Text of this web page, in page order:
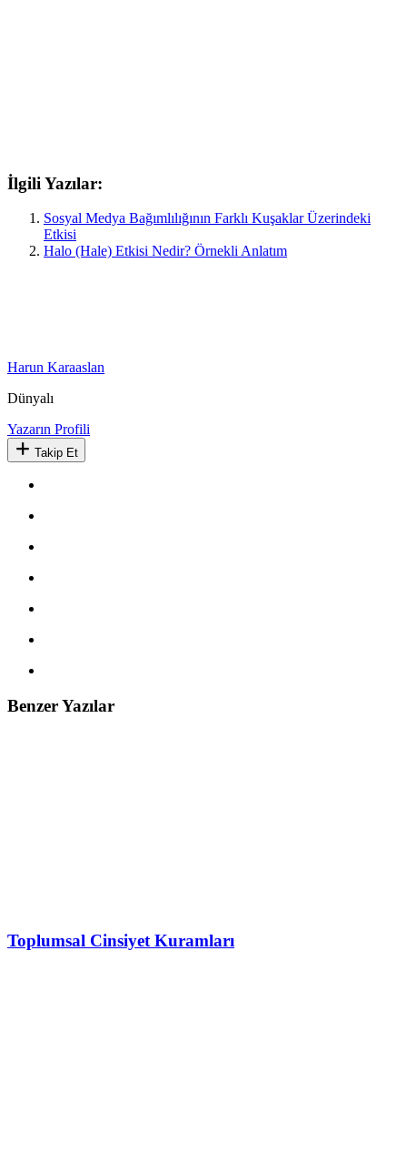
İlgili Yazılar:
Sosyal Medya Bağımlılığının Farklı Kuşaklar Üzerindeki
Etkisi
Halo (Hale) Etkisi Nedir? Örnekli Anlatım
Harun Karaaslan
Dünyalı
Yazarın Profili
Takip Et
Benzer Yazılar
Toplumsal Cinsiyet Kuramları